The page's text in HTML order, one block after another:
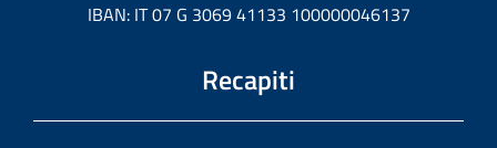
IBAN: IT 07 G 3069 41133 100000046137
Recapiti